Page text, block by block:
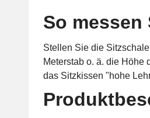
So messen
Stellen Sie die
Meterstab o. ä. die Höhe
das Sitzkissen "hohe